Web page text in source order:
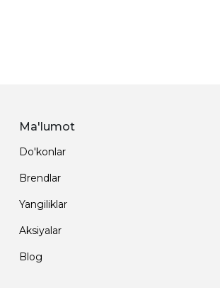
Ma'lumot
Do'konlar
Brendlar
Yangiliklar
Aksiyalar
Blog